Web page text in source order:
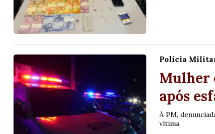
Polícia
Mulher
após
À PM,
vítima